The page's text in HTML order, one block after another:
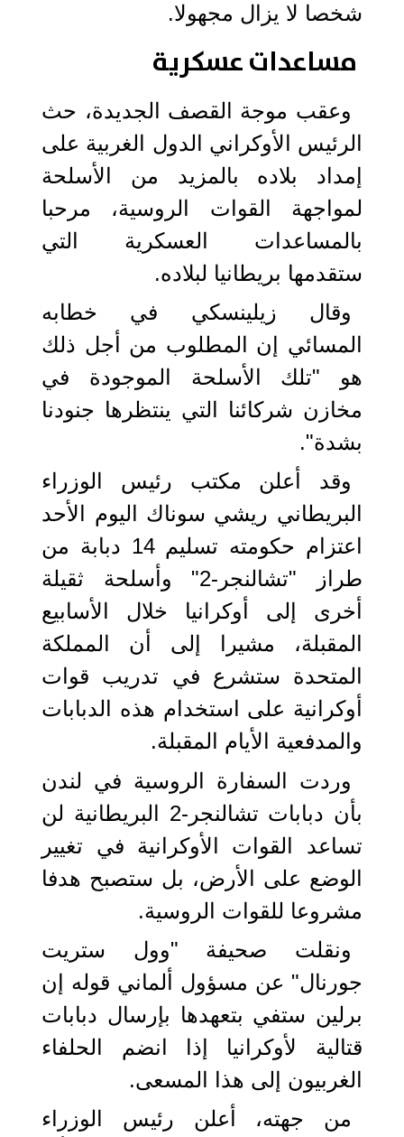
شخصا لا يزال مجهولا.
مساعدات عسكرية
وعقب موجة القصف الجديدة، حث
الرئيس الأوكراني الدول الغربية على
إمداد بلاده بالمزيد من الأسلحة
لمواجهة القوات الروسية، مرحبا
بالمساعدات العسكرية التي
ستقدمها بريطانيا لبلاده.
وقال زيلينسكي في خطابه
المسائي إن المطلوب من أجل ذلك
هو "تلك الأسلحة الموجودة في
مخازن شركائنا التي ينتظرها جنودنا
بشدة".
وقد أعلن مكتب رئيس الوزراء
البريطاني ريشي سوناك اليوم الأحد
اعتزام حكومته تسليم 14 دبابة من
طراز "تشالنجر-2" وأسلحة ثقيلة
أخرى إلى أوكرانيا خلال الأسابيع
المقبلة، مشيرا إلى أن المملكة
المتحدة ستشرع في تدريب قوات
أوكرانية على استخدام هذه الدبابات
والمدفعية الأيام المقبلة.
وردت السفارة الروسية في لندن
بأن دبابات تشالنجر-2 البريطانية لن
تساعد القوات الأوكرانية في تغيير
الوضع على الأرض، بل ستصبح هدفا
مشروعا للقوات الروسية.
ونقلت صحيفة "وول ستريت
جورنال" عن مسؤول ألماني قوله إن
برلين ستفي بتعهدها بإرسال دبابات
قتالية لأوكرانيا إذا انضم الحلفاء
الغربيون إلى هذا المسعى.
من جهته، أعلن رئيس الوزراء